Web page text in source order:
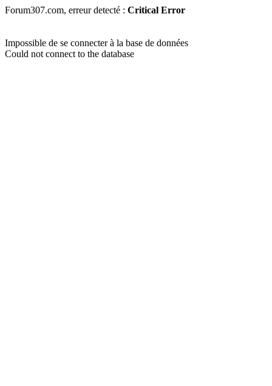
Forum307.com, erreur detecté : Critical Error
Impossible de se connecter à la base de données
Could not connect to the database